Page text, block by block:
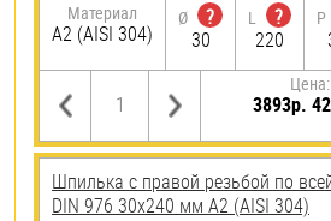
Материал
А2 (AISI 304)
Ø
?
30
L
?
220
P
Цена:
3893р.
Шпилька с правой резьбой по
DIN 976 30х240 мм А2 (AISI 304)